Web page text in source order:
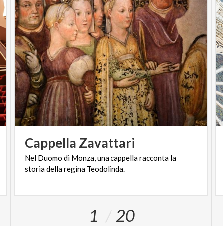
Cappella Zavattari
Nel Duomo di Monza,unacappellaracconta la
storiadellaregina Teodolinda.
1 20